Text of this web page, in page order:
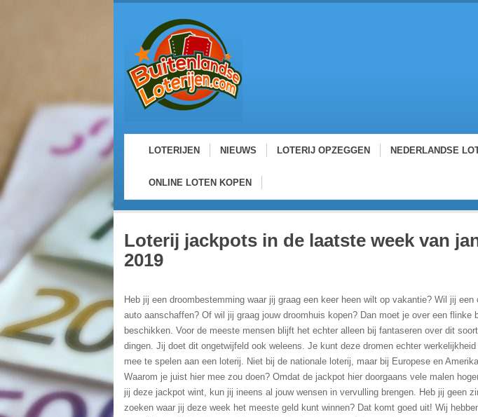
LOTERIJEN NIEUWS LOTERIJ OPZEGGEN NEDERLANDSE
ONLINE LOTEN KOPEN
Loterij jackpots in de laatste week van
2019
Heb jij een droombestemming waar jij graag een keer heen wilt op vakantie? Wil jij een
auto aanschaffen? Of wil jij graag jouw droomhuis kopen? Dan moet je over een flinke
beschikken. Voor de meeste mensen blijft het echter alleen bij fantaseren over dit
dingen. Jij doet dit ongetwijfeld ook weleens. Je kunt deze dromen echter
mee te spelen aan een loterij. Niet bij de nationale loterij, maar bij Europese en
Waarom je juist hier mee zou doen? Omdat de jackpot hier doorgaans vele malen
jij deze jackpot wint, kun jij ineens al jouw wensen in vervulling brengen. Heb jij geen
zoeken waar jij deze week het meeste geld kunt winnen? Dat komt goed uit! Wij